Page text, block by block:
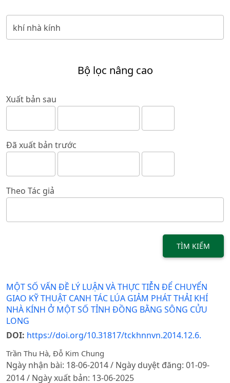
Bộ lọc nâng cao
Xuất bản sau
Đã xuất bản trước
Theo Tác giả
TÌM KIẾM
MỘT SỐ VẤN ĐỀ LÝ LUẬN VÀ THỰC TIỄN ĐỂ CHUYỂN
GIAO KỸ THUẬT CANH TÁC LÚA GIẢM PHÁT THẢI KHÍ
NHÀ KÍNH Ở MỘT SỐ TỈNH ĐỒNG BẰNG SÔNG CỬU
LONG
DOI: https://doi.org/10.31817/tckhnnvn.2014.12.6.
Trần Thu Hà, Đỗ Kim Chung
Ngày nhận bài: 18-06-2014 / Ngày duyệt đăng: 01-09-
2014 / Ngày xuất bản: 13-06-2025